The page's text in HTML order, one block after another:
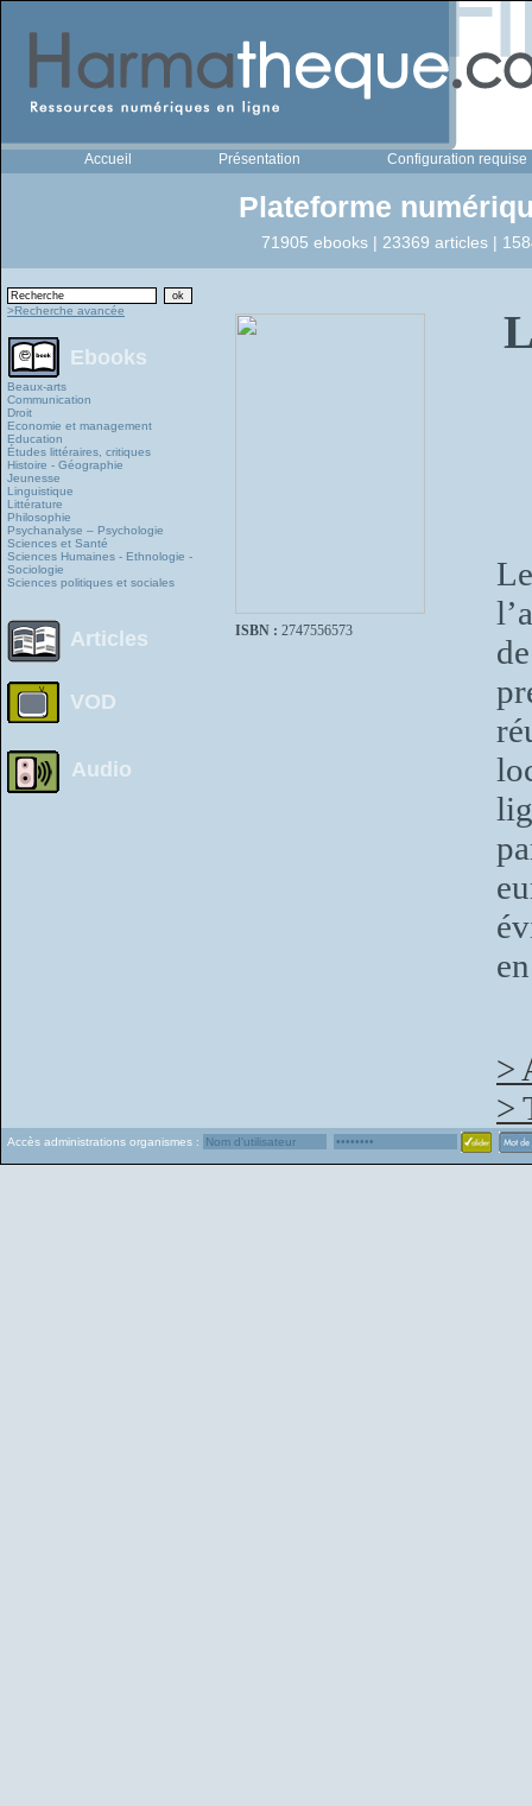
Accueil Présentation Configuration requise
Plateforme
71905 ebooks | 23369 articles |
>Recherche avancée
Ebooks
Beaux-arts
Communication
Droit
Economie et management
Education
Études littéraires, critiques
Histoire - Géographie
Jeunesse
Linguistique
Littérature
Philosophie
Psychanalyse – Psychologie
Sciences et Santé
Sciences Humaines - Ethnologie -
Sociologie
Sciences politiques et sociales
Articles
VOD
Audio
ISBN : 2747556573
>
>
Accès administrations organismes :